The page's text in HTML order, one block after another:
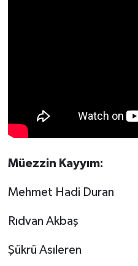
Müezzin Kayyım:
Mehmet Hadi Duran
Rıdvan Akbaş
Şükrü Asıleren